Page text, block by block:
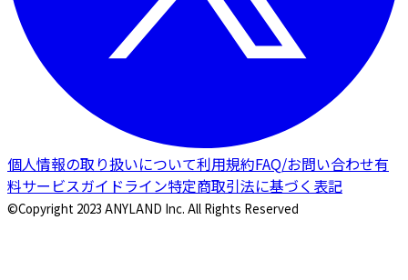
個人情報の取り扱いについて利用規約FAQ/お問い合わせ有
料サービスガイドライン特定商取引法に基づく表記
©Copyright 2023 ANYLAND Inc. All Rights Reserved